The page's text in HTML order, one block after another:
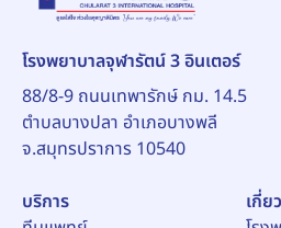
โรงพยาบาลจุฬารัตน์ 3 อินเตอร์
88/8-9 ถนนเทพารักษ์ กม. 14.5
ตำบลบางปลา อำเภอบางพลี
จ.สมุทรปราการ 10540
บริการ
เกี่ย